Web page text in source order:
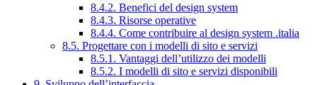
8.4.2. Benefici del design system
8.4.3. Risorse operative
8.4.4. Come contribuire al design system .italia
8.5. Progettare con i modelli di sito e servizi
8.5.1. Vantaggi dell’utilizzo dei modelli
8.5.2. I modelli di sito e servizi disponibili